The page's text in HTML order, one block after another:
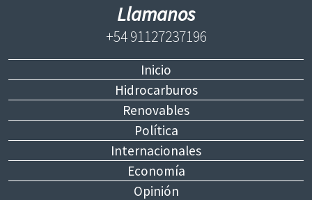
Llamanos
+54 91127237196
Inicio
Hidrocarburos
Renovables
Política
Internacionales
Economía
Opinión